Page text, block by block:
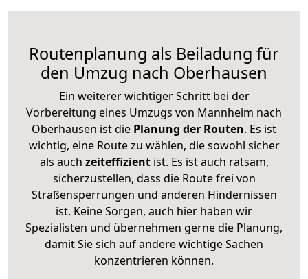
Routenplanung als Beiladung für
den Umzug nach Oberhausen
Ein weiterer wichtiger Schritt bei der
Vorbereitung eines Umzugs von Mannheim nach
Oberhausen ist die Planung der Routen. Es ist
wichtig, eine Route zu wählen, die sowohl sicher
als auch zeiteffizientist. Es ist auch ratsam,
sicherzustellen, dass die Route frei von
Straßensperrungen und anderen Hindernissen
ist. Keine Sorgen, auch hier haben wir
Spezialisten und übernehmen gerne die Planung,
damit Sie sich auf andere wichtige Sachen
konzentrieren können.